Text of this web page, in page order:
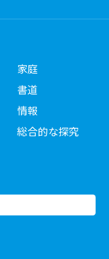
家庭
書道
情報
総合的な探究